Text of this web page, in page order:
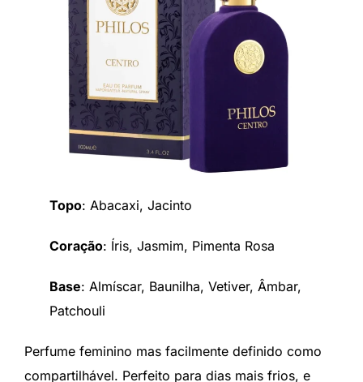
Topo: Abacaxi, Jacinto
Coração: Íris, Jasmim, Pimenta Rosa
Base: Almíscar, Baunilha, Vetiver, Âmbar,
Patchouli
Perfume feminino mas facilmente definido como
compartilhável. Perfeito para dias mais frios, e